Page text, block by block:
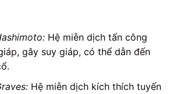
Hệ miễn dịch tấn công
gây suy giáp, có thể dẫn đến
Hệ miễn dịch kích thích tuyến